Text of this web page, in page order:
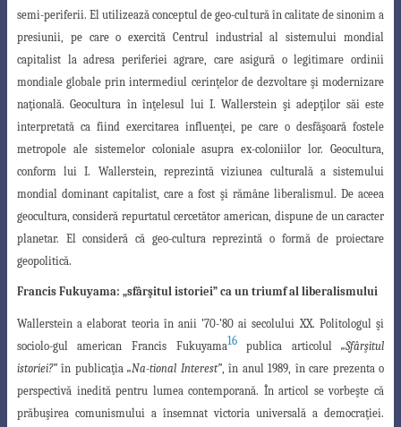
semi-periferii. El utilizează conceptul de geo-cultură în calitate de sinonim a
presiunii, pe care o exercită Centrul industrial al sistemului mondial
capitalist la adresa periferiei agrare, care asigură o legitimare ordinii
mondiale globaleprin intermediul cerinţelor de dezvoltare şi modernizare
naţională. Geocultura în înţelesul lui I. Wallerstein şi adepţilor săi este
interpretată ca fiind exercitarea influenţei, pe care o desfăşoară fostele
metropole ale sistemelor coloniale asupra ex-coloniilor lor. Geocultura,
conform lui I. Wallerstein, reprezintă viziunea culturală a sistemului
mondial dominant capitalist, care a fost şi rămâne liberalismul. De aceea
geocultura, consideră repurtatul cercetător american, dispune de un caracter
planetar. El consideră că geo-cultura reprezintă o formă de proiectare
geopolitică.
Francis Fukuyama: „sfârşitul istoriei” ca un triumf al liberalismului
Wallerstein a elaborat teoria în anii ’70-’80 ai secolului XX. Politologul şi
sociolo-gul american Francis Fukuyama16publica articolul„Sfârşitul
istoriei?”în publicaţia„Na-tional Interest”, în anul 1989, în care prezenta o
perspectivă inedită pentru lumea contemporană. În articol se vorbeşte că
prăbuşirea comunismului a însemnat victoria universală a democraţiei.